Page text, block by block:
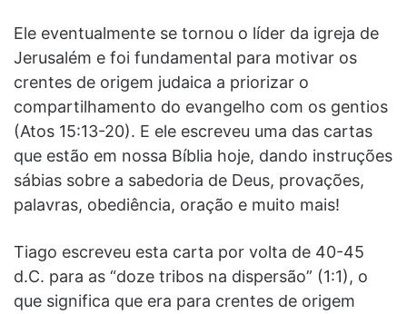
Ele eventualmente se tornou o líder da igreja de
Jerusalém e foi fundamental para motivar os
crentes de origem judaica a priorizar o
compartilhamento do evangelho com os gentios
(Atos 15:13-20). E ele escreveu uma das cartas
que estão em nossa Bíblia hoje, dando instruções
sábias sobre a sabedoria de Deus, provações,
palavras, obediência, oração e muito mais!
Tiago escreveu esta carta por volta de 40-45
d.C. para as “doze tribos na dispersão” (1:1), o
que significa que era para crentes de origem